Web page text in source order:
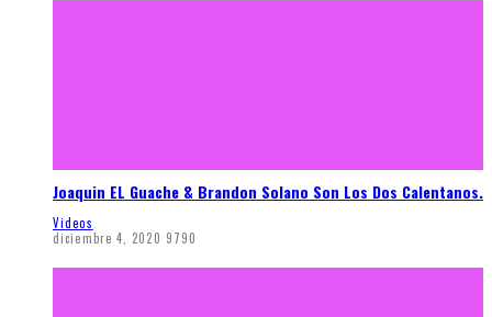
Joaquin EL Guache & Brandon Solano Son Los Dos Calentanos.
Videos
diciembre 4, 2020 9790